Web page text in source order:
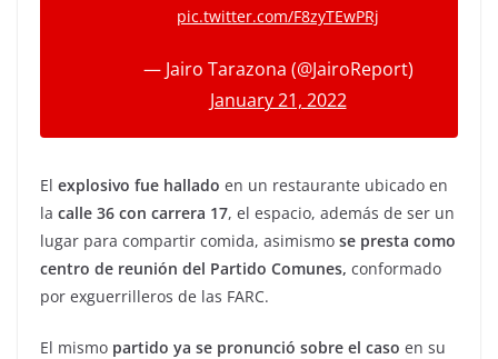
pic.twitter.com/F8zyTEwPRj
— Jairo Tarazona (@JairoReport)
January 21, 2022
El explosivo fue hallado en un restaurante ubicado en
la calle 36 con carrera 17, el espacio, además de ser un
lugar para compartir comida, asimismo se presta como
centro de reunión del Partido Comunes, conformado
por exguerrilleros de las FARC.
El mismo partido ya se pronunció sobre el caso en su